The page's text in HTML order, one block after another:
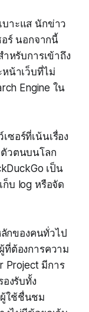
บาะแส นักข่าว
อร์ นอกจากนี้
หรับการเข้าถึง
น้าเว็บที่ไม่
Engine ใน
ซอร์ที่เน้นเรื่อง
วตนบนโลก
เป็น
ก็บ log หรือจัด
กของคนทั่วไป
ที่ต้องการความ
Project มีการ
องรับทั้ง
ผู้ใช้ชื่นชม